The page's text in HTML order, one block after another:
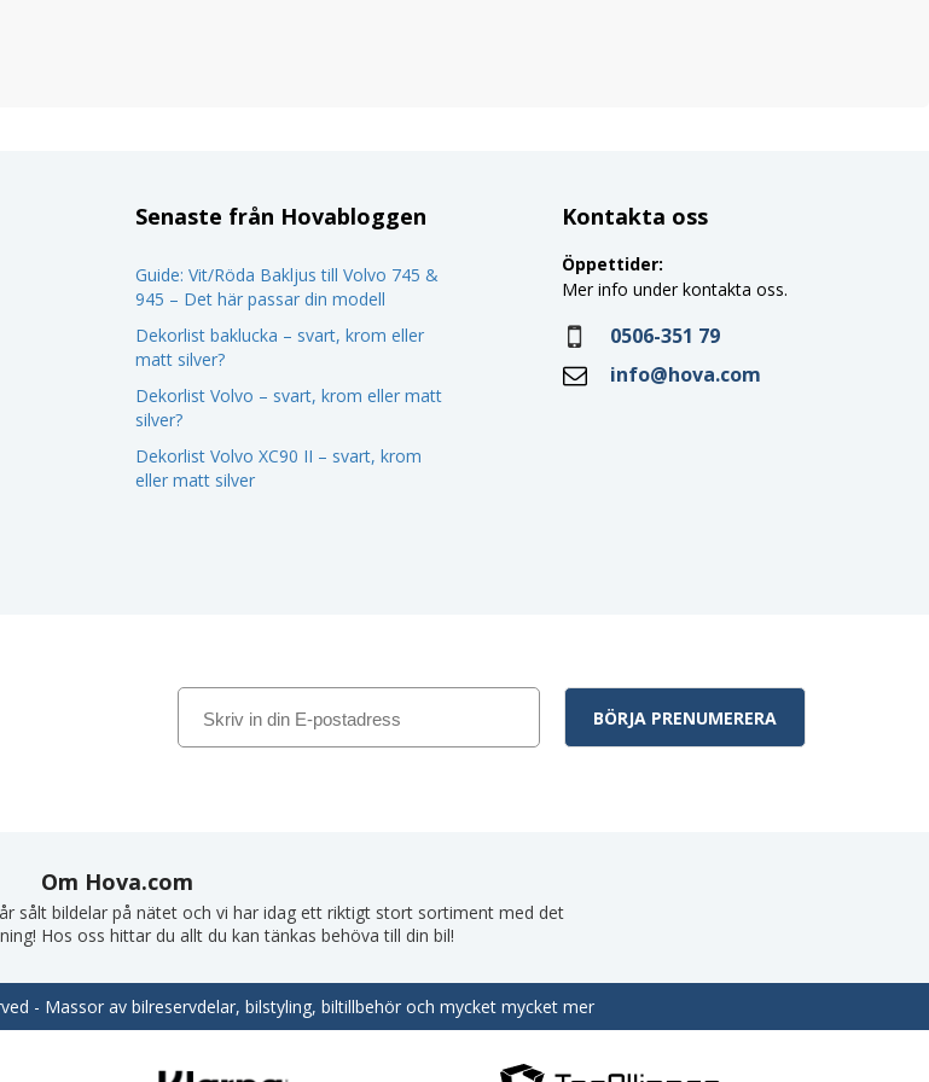
Senaste från Hovabloggen
Guide: Vit/Röda Bakljus till Volvo 745 &
945 – Det här passar din modell
Dekorlist baklucka – svart, krom eller
matt silver?
Dekorlist Volvo – svart, krom eller matt
silver?
Dekorlist Volvo XC90 II – svart, krom
eller matt silver
Kontakta oss
Öppettider:
Mer info under kontakta oss.
0506-351 79
info@hova.com
Om Hova.com
sålt bildelar på nätet och vi har idag ett riktigt stort sortiment med det
Hos oss hittar du allt du kan tänkas behöva till din bil!
- Massor av bilreservdelar, bilstyling, biltillbehör och mycket mycket mer